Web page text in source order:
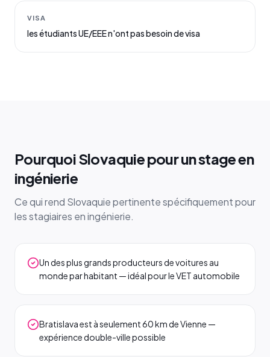
VISA
les étudiants UE/EEE n'ont pas besoin de visa
Pourquoi Slovaquie pour un stage en
ingénierie
Ce qui rend Slovaquie pertinente spécifiquement pour
les stagiaires en ingénierie.
Un des plus grands producteurs de voitures au
monde par habitant — idéal pour le VET automobile
Bratislava est à seulement 60 km de Vienne —
expérience double-ville possible